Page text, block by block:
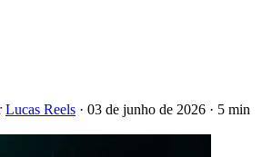
Lucas Reels · 03 de junho de 2026 · 5 min